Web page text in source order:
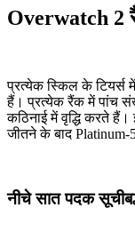
Overwatch 2
प्रत्येक स्किल के टियर्स
हैं। प्रत्येक रैंक में पांच
कठिनाई में वृद्धि करते
जीतने के बाद Platinum-
नीचे सात पदक